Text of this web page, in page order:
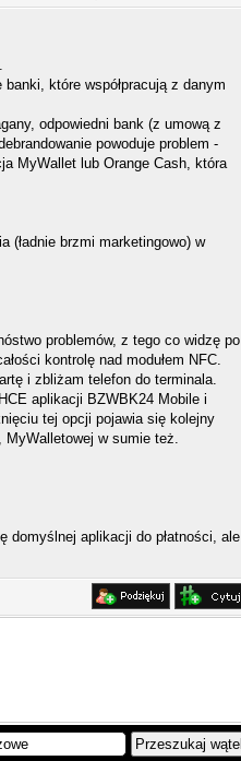
które współpracują z danym
odpowiedni bank (z umową z
powoduje problem -
MyWallet lub Orange Cash, która
(ładnie brzmi marketingowo) w
problemów, z tego co widzę po
kontrolę nad modułem NFC.
i zbliżam telefon do terminala.
aplikacji BZWBK24 Mobile i
tej opcji pojawia się kolejny
MyWalletowej w sumie też.
domyślnej aplikacji do płatności, ale